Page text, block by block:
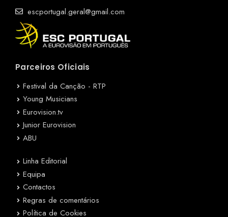
escportugal.geral@gmail.com
Parceiros Oficiais
Festival da Canção - RTP
Young Musicians
Eurovision.tv
Junior Eurovision
ABU
Linha Editorial
Equipa
Contactos
Regras de comentários
Política de Cookies